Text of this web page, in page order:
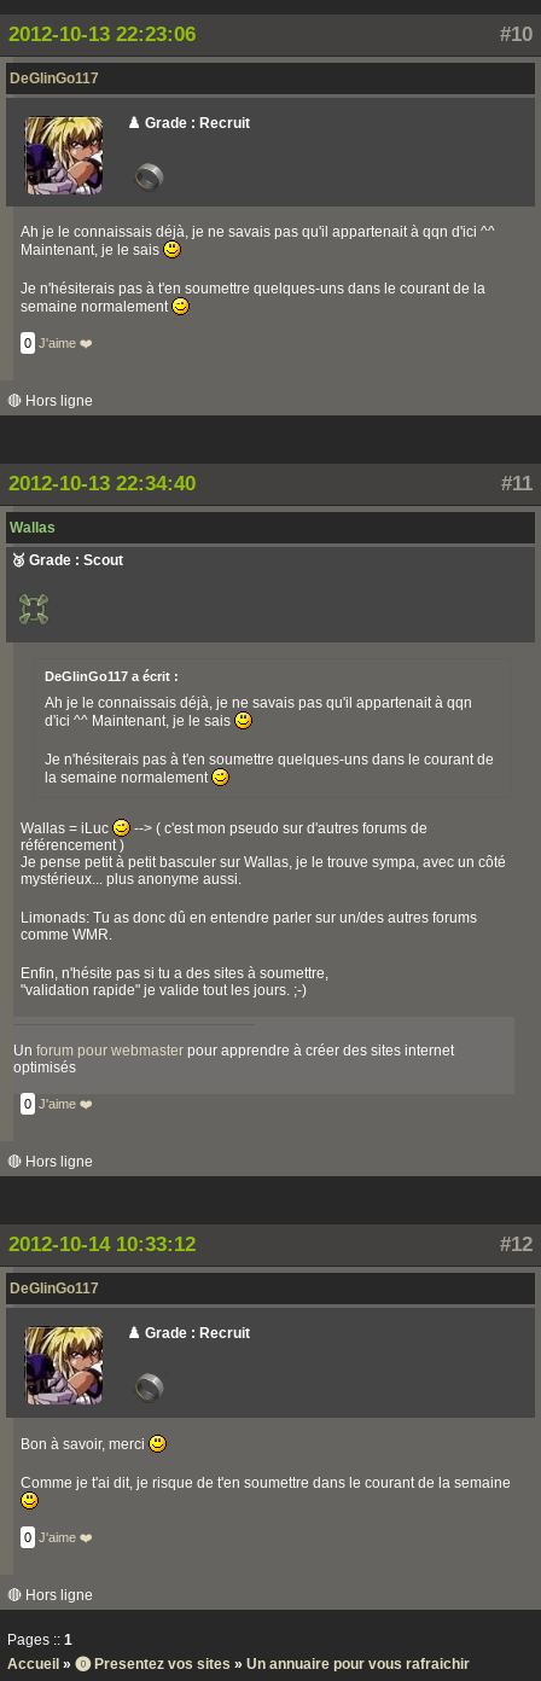
#10
2012-10-13 22:23:06
DeGlinGo117
♟️ Grade : Recruit
Ah je le connaissais déjà, je ne savais pas qu'il appartenait à qqn d'ici ^^
Maintenant, je le sais
Je n'hésiterais pas à t'en soumettre quelques-uns dans le courant de la
semaine normalement
0 J'aime ❤️
🔴 Hors ligne
#11
2012-10-13 22:34:40
Wallas
🥉 Grade : Scout
DeGlinGo117 a écrit :
Ah je le connaissais déjà, je ne savais pas qu'il appartenait à qqn
d'ici ^^ Maintenant, je le sais
Je n'hésiterais pas à t'en soumettre quelques-uns dans le courant de
la semaine normalement
Wallas = iLuc
--> ( c'est mon pseudo sur d'autres forums de
référencement )
Je pense petit à petit basculer sur Wallas, je le trouve sympa, avec un côté
mystérieux... plus anonyme aussi.
Limonads: Tu as donc dû en entendre parler sur un/des autres forums
comme WMR.
Enfin, n'hésite pas si tu a des sites à soumettre,
"validation rapide" je valide tout les jours. ;-)
Un forum pour webmaster pour apprendre à créer des sites internet
optimisés
0 J'aime ❤️
🔴 Hors ligne
#12
2012-10-14 10:33:12
DeGlinGo117
♟️ Grade : Recruit
Bon à savoir, merci
Comme je t'ai dit, je risque de t'en soumettre dans le courant de la semaine
0 J'aime ❤️
🔴 Hors ligne
Pages :: 1
Accueil » ⓿ Presentez vos sites » Un annuaire pour vous rafraichir